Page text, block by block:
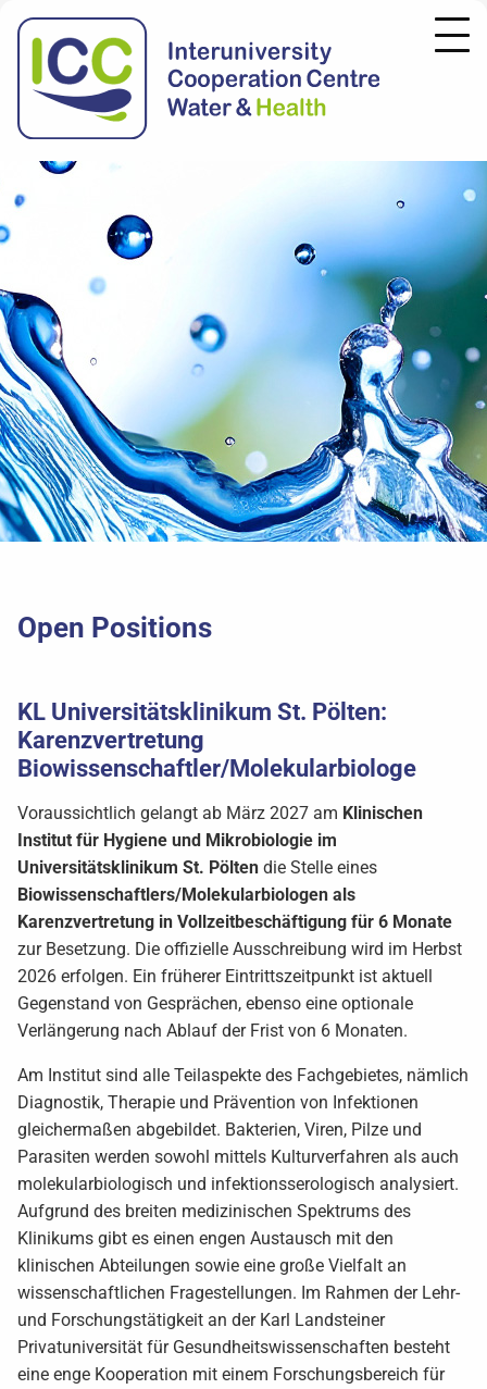
Open Positions
KL Universitätsklinikum St. Pölten:
Karenzvertretung
Biowissenschaftler/Molekularbiologe
Voraussichtlich gelangt ab März 2027 am Klinischen
Institut für Hygiene und Mikrobiologie im
Universitätsklinikum St. Pölten die Stelle eines
Biowissenschaftlers/Molekularbiologen als
Karenzvertretung in Vollzeitbeschäftigung für 6 Monate
zur Besetzung. Die offizielle Ausschreibung wird im Herbst
2026 erfolgen. Ein früherer Eintrittszeitpunkt ist aktuell
Gegenstand von Gesprächen, ebenso eine optionale
Verlängerung nach Ablauf der Frist von 6 Monaten.
Am Institut sind alle Teilaspekte des Fachgebietes, nämlich
Diagnostik, Therapie und Prävention von Infektionen
gleichermaßen abgebildet. Bakterien, Viren, Pilze und
Parasiten werden sowohl mittels Kulturverfahren als auch
molekularbiologisch und infektionsserologisch analysiert.
Aufgrund des breiten medizinischen Spektrums des
Klinikums gibt es einen engen Austausch mit den
klinischen Abteilungen sowie eine große Vielfalt an
wissenschaftlichen Fragestellungen. Im Rahmen der Lehr-
und Forschungstätigkeit an der Karl Landsteiner
Privatuniversität für Gesundheitswissenschaften besteht
eine enge Kooperation mit einem Forschungsbereich für